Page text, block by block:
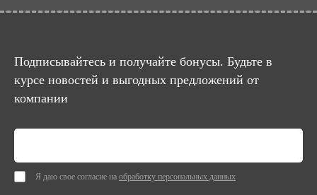
Подписывайтесь и получайте бонусы. Будьте в
курсе новостей и выгодных предложений от
компании
Я даю свое согласие на обработку персональных данных